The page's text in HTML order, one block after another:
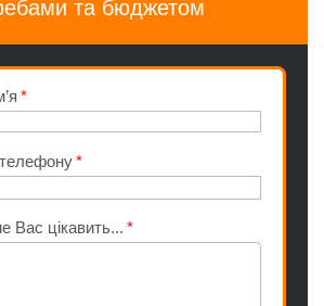
та бюджетом
Вас цікавить...